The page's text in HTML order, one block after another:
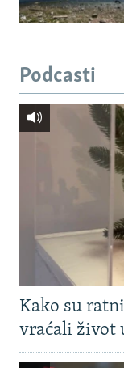
Podcasti
Kako su
vraćali život